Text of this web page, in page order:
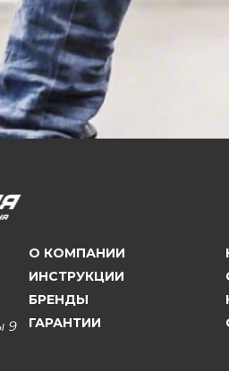
9
О КОМПАНИИ
ИНСТРУКЦИИ
БРЕНДЫ
ГАРАНТИИ